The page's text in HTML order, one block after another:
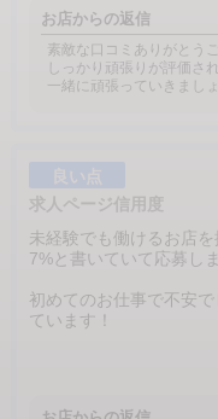
お店からの返信
素敵な口コミありがとう
しっかり頑張りが評価さ
一緒に頑張っていきましょ
求人ページ信用度
未経験でも働けるお店
7%と書いていて応募し
初めてのお仕事で不安
ています！